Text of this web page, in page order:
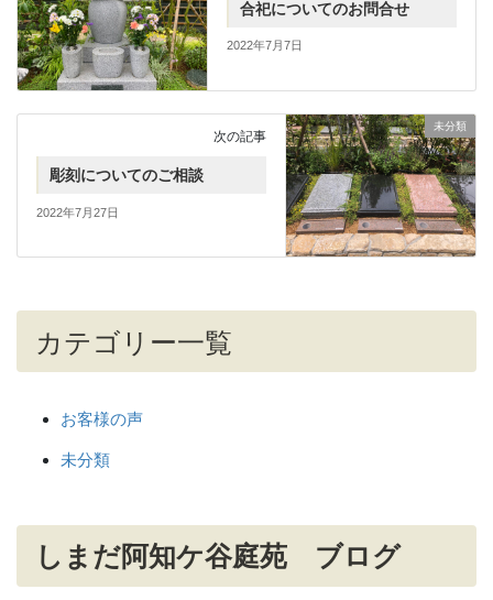
合祀についてのお問合せ
2022年7月7日
未分類
次の記事
彫刻についてのご相談
2022年7月27日
カテゴリー一覧
お客様の声
未分類
しまだ阿知ケ谷庭苑 ブログ